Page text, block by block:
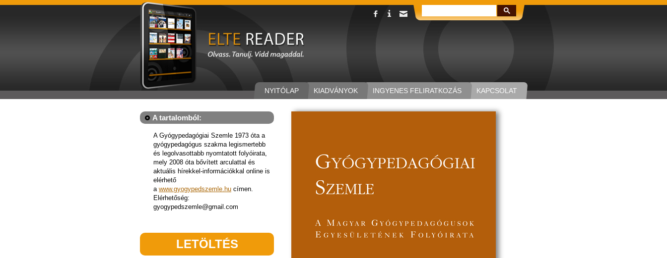
KAPCSOLAT
INGYENES FELIRATKOZÁS
KIADVÁNYOK
NYITÓLAP
A tartalomból:
A Gyógypedagógiai Szemle 1973 óta a
gyógypedagógus szakma legismertebb
és legolvasottabb nyomtatott folyóirata,
mely 2008 óta bővített arculattal és
aktuális hírekkel-információkkal online is
elérhető
a www.gyogypedszemle.hu címen.
Elérhetőség:
gyogypedszemle@gmail.com
LETÖLTÉS